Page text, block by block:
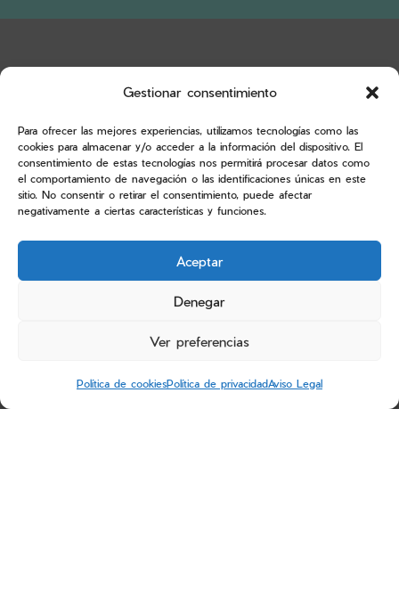
Gestionar consentimiento
Para ofrecer las mejores experiencias, utilizamos tecnologías como las
cookies para almacenar y/o acceder a la información del dispositivo. El
consentimiento de estas tecnologías nos permitirá procesar datos como
el comportamiento de navegación o las identificaciones únicas en este
sitio. No consentir o retirar el consentimiento, puede afectar
negativamente a ciertas características y funciones.
Aceptar
Denegar
Ver preferencias
Política de cookiesPolítica de privacidadAviso Legal
CONTACTO
Avda Tenor Fleta, 9 local
50.008 Zaragoza
+34 976 231 126
informacion@inmoguscoa.com
Quiénes somos